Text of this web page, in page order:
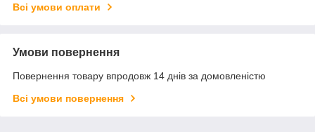
Всі умови оплати
Умови повернення
Повернення товару впродовж 14 днів за домовленістю
Всі умови повернення